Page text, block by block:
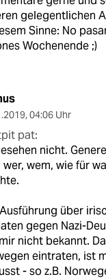
gelegentlichen
Sinne: No
Wochenende ;)
, 04:06 Uhr
pat:
nicht.
wer, wem, wie für
über
gegen Nazi-
nicht bekannt.
eintraten, ist
- so z.B.